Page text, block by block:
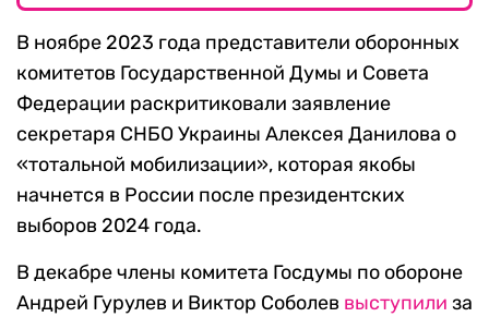
В ноябре 2023 года представители оборонных
комитетов Государственной Думы и Совета
Федерации раскритиковали заявление
секретаря СНБО Украины Алексея Данилова о
«тотальной мобилизации», которая якобы
начнется в России после президентских
выборов 2024 года.
В декабре члены комитета Госдумы по обороне
Андрей Гурулев и Виктор Соболев выступили за